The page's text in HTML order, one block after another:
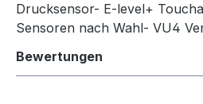
Drucksensor- E-level+
Sensoren nach Wahl- VU4
Bewertungen